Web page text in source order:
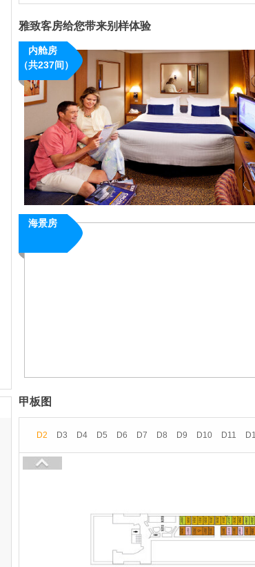
雅致客房给您带来别样体验
内舱房
（共237间）
海景房
甲板图
D2 D3 D4 D5 D6 D7 D8 D9 D10 D11